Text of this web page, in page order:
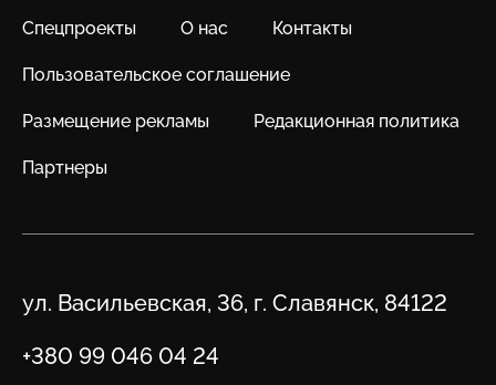
Спецпроекты О нас Контакты
Пользовательское соглашение
Размещение рекламы Редакционная политика
Партнеры
Адрес
ул. Васильевская, 36, г. Славянск, 84122
Телефон
+380 99 046 04 24